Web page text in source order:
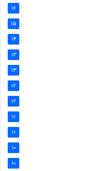
16
15
14
13
13
12
12
11
11
10
10